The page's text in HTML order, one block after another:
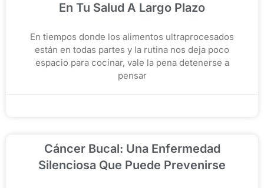
En Tu Salud A Largo Plazo
En tiempos donde los alimentos ultraprocesados
están en todas partes y la rutina nos deja poco
espacio para cocinar, vale la pena detenerse a
pensar
Cáncer Bucal: Una Enfermedad
Silenciosa Que Puede Prevenirse